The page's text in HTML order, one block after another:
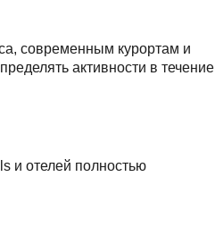
современным курортам и
активности в течение
и отелей полностью